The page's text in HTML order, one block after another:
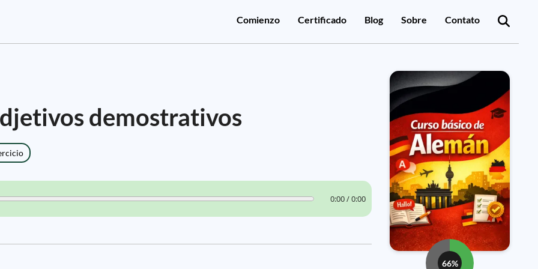
Comienzo Certificado Blog Sobre Contato
demostrativos
0:00 / 0:00
66%